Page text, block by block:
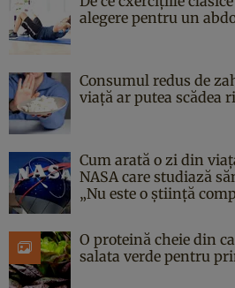
alegere pentru un
Consumul redus de
viață ar putea scădea
Cum arată o zi din
NASA care studiază
„Nu este o știință
O proteină cheie din
salata verde pentru